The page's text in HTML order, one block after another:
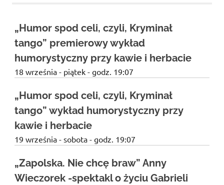
„Humor spod celi, czyli, Kryminał
tango” premierowy wykład
humorystyczny przy kawie i herbacie
18 września - piątek - godz. 19:07
„Humor spod celi, czyli, Kryminał
tango” wykład humorystyczny przy
kawie i herbacie
19 września - sobota - godz. 19:07
„Zapolska. Nie chcę braw” Anny
Wieczorek -spektakl o życiu Gabrieli